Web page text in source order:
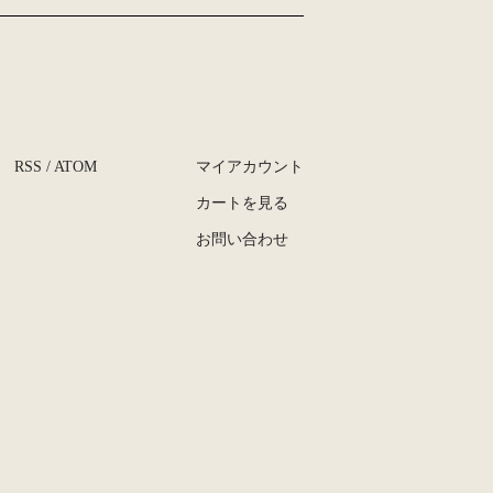
RSS / ATOM マイアカウント
カートを見る
お問い合わせ